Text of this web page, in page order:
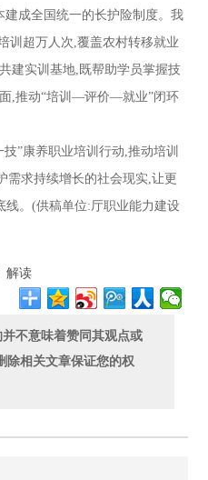
成全国统一的长护险制度。我
训超万人次,覆盖农村转移就业
建实训基地,既帮助学员掌握技
,推动“培训—评价—就业”闭环
”康养职业培训行动,推动培训
需求持续增长的社会现实,让更
线。(供稿单位:厅职业能力建设
解读
不意味着赞同其观点或
除相关文章保证您的权